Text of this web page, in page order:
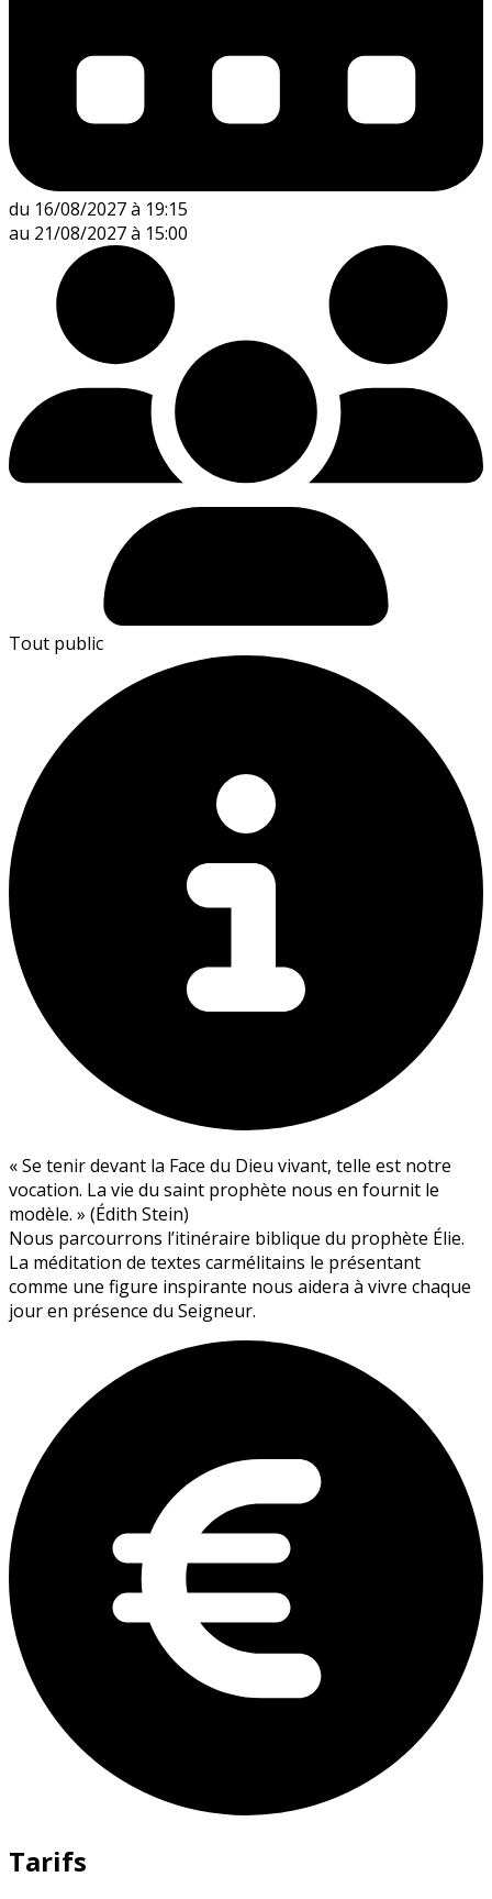
du 16/08/2027 à 19:15
au 21/08/2027 à 15:00
Tout public
« Se tenir devant la Face du Dieu vivant, telle est notre
vocation. La vie du saint prophète nous en fournit le
modèle. » (Édith Stein)
Nous parcourrons l’itinéraire biblique du prophète Élie.
La méditation de textes carmélitains le présentant
comme une figure inspirante nous aidera à vivre chaque
jour en présence du Seigneur.
Tarifs